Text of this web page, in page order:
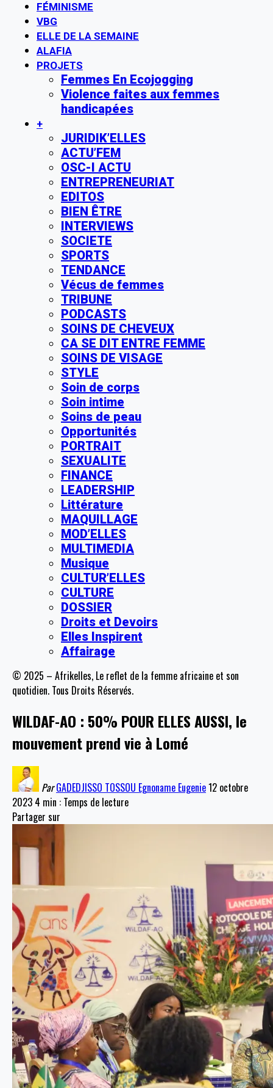
FÉMINISME
VBG
ELLE DE LA SEMAINE
ALAFIA
PROJETS
Femmes En Ecojogging
Violence faites aux femmes
handicapées
+
JURIDIK’ELLES
ACTU’FEM
OSC-I ACTU
ENTREPRENEURIAT
EDITOS
BIEN ÊTRE
INTERVIEWS
SOCIETE
SPORTS
TENDANCE
Vécus de femmes
TRIBUNE
PODCASTS
SOINS DE CHEVEUX
CA SE DIT ENTRE FEMME
SOINS DE VISAGE
STYLE
Soin de corps
Soin intime
Soins de peau
Opportunités
PORTRAIT
SEXUALITE
FINANCE
LEADERSHIP
Littérature
MAQUILLAGE
MOD’ELLES
MULTIMEDIA
Musique
CULTUR’ELLES
CULTURE
DOSSIER
Droits et Devoirs
Elles Inspirent
Affairage
© 2025 – Afrikelles, Le reflet de la femme africaine et son
quotidien. Tous Droits Réservés.
WILDAF-AO : 50% POUR ELLES AUSSI, le
mouvement prend vie à Lomé
Par GADEDJISSO TOSSOU Egnoname Eugenie12 octobre
2023 4 min : Temps de lecture
Partager sur